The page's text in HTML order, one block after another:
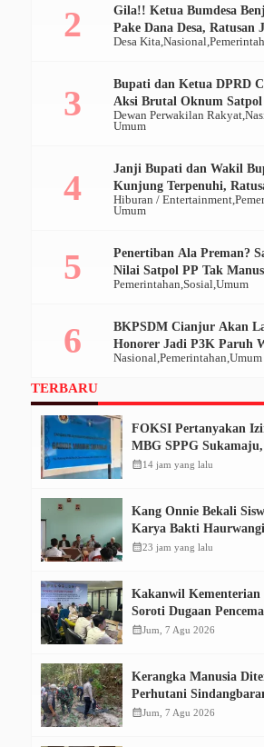
Desa Kita Nasional
Gila!! Ketua Bumdesa
Pake Dana Desa, Ratusan
Ratusan Ribu
Dewan Perwakilan Rakyat
Umum
Bupati dan Ketua DPRD
Aksi Brutal Oknum
Hiburan / Entertainment
Umum
Janji Bupati dan Wakil
Kunjung Terpenuhi,
Geruduk Pendopo
Pemerintahan Sosial Umum
Penertiban Ala Preman?
Nilai Satpol PP Tak
Nasional Pemerintahan Umum
BKPSDM Cianjur Akan
Honorer Jadi P3K Paruh
Desember 2025
TERBARU
FOKSI Pertanyakan
MBG SPPG
SPPL Belum Terbit
calendar_month14 jam yang lalu
Kang Onnie Bekali
Karya Bakti
Pendidikan Demokrasi
calendar_month23 jam yang lalu
Kakanwil
Soroti Dugaan
Cikeas, Dinilai Ancam
calendar_monthJum, 7 Agu 2026
Kerangka Manusia
Perhutani
Identitas Korban
calendar_monthJum, 7 Agu 2026